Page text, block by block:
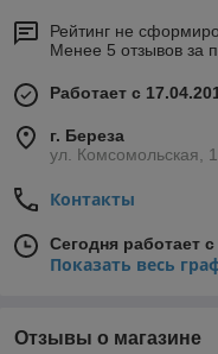
Рейтинг не
Менее 5 отзывов за
Работает с
г. Береза
ул. Комсомольская,
Контакты
Сегодня работает
Показать весь
Отзывы о магазине